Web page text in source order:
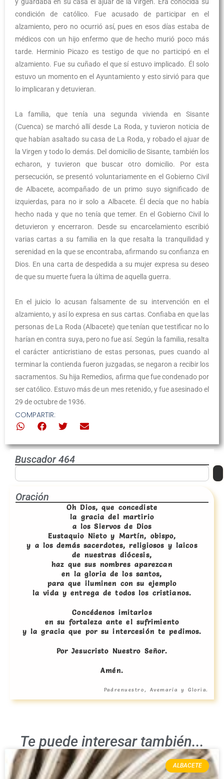
condición de católico. Fue acusado de participar en el
alzamiento, pero no ocurrió así, pues en esos días estaba de
médicos con un hijo enfermo que de hecho murió poco más
tarde. Herminio Picazo es testigo de que no participó en el
alzamiento. Fue su cuñado el que sí estuvo implicado. Él solo
estuvo un momento en el Ayuntamiento y esto sirvió para que
lo implicaran y detuvieran.
La familia, que tenía una segunda vivienda en Sisante
(Cuenca) se marchó allí desde La Roda, y tuvieron noticia de
que habían asaltado su casa de La Roda, y robado el ajuar de
la Virgen y todo lo demás. Del domicilio de Sisante, también los
echaron, y tuvieron que buscar otro domicilio. Por esta
persecución, se presentó voluntariamente en el Gobierno Civil
de Albacete, acompañado de un primo suyo significado de
izquierdas, para no ir solo a Albacete. Él decía que no había
hecho nada y que no tenía que temer. En el Gobierno Civil lo
detuvieron y encerraron. Desde su encarcelamiento escribió
varias cartas a su familia en la que resalta la tranquilidad y
serenidad en la que se encontraba, afirmando su confianza en
Dios. En una carta de despedida a su mujer expresa su deseo
de que su muerte fuera la última de aquella guerra.
En el juicio lo acusan falsamente de su intervención en el
alzamiento, y así lo expresa en sus cartas. Confiaba en que las
personas de La Roda (Albacete) que tenían que testificar no lo
harían en contra suya, pero no fue así. Según la familia, resalta
el carácter anticristiano de estas personas, pues cuando al
terminar la contienda fueron juzgadas, se negaron a recibir los
sacramentos. Su hija Remedios, afirma que fue condenado por
ser católico. Estuvo más de un mes retenido, y fue asesinado el
29 de octubre de 1936.
COMPARTIR:
Buscador 464
Oración
Oh Dios, que concediste
la gracia del martirio
a los Siervos de Dios
Eustaquio Nieto y Martín, obispo,
y a los demás sacerdotes, religiosos y laicos
de nuestras diócesis,
haz que sus nombres aparezcan
en la gloria de los santos,
para que iluminen con su ejemplo
la vida y entrega de todos los cristianos.
Concédenos imitarlos
en su fortaleza ante el sufrimiento
y la gracia que por su intercesión te pedimos.
Por Jesucristo Nuestro Señor.
Amén.
Padrenuestro, Avemaría y Gloria.
Te puede interesar también...
ALBACETE